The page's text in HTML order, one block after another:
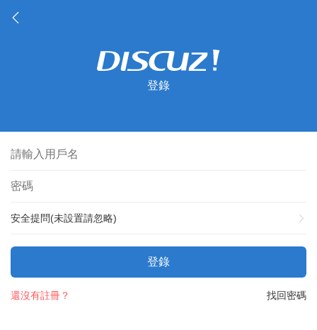
登錄
安全提問(未設置請忽略)
登錄
找回密碼
還沒有註冊？